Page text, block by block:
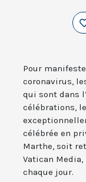
Pour
coronavirus,
qui sont dans
célébrations,
célébrée en
Marthe, soit
Vatican
chaque jour.